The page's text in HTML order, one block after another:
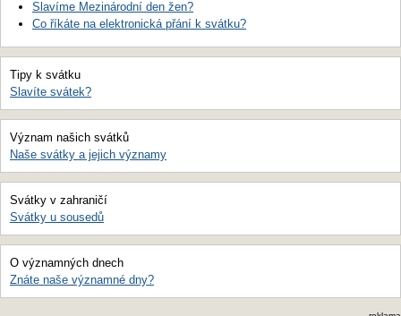
Slavíme Mezinárodní den žen?
Co říkáte na elektronická přání k svátku?
Tipy k svátku
Slavíte svátek?
Význam našich svátků
Naše svátky a jejich významy
Svátky v zahraničí
Svátky u sousedů
O významných dnech
Znáte naše významné dny?